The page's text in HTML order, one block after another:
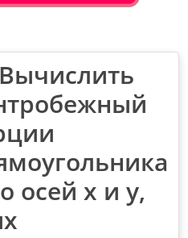
осей х и у,